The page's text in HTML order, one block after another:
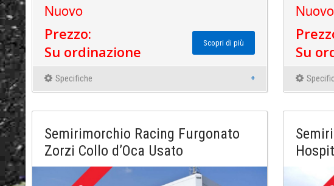
Nuovo
Prezzo:
Su ordinazione
Scopri di più
Specifiche
Nuovo
Su
Semirimorchio Racing Furgonato
Zorzi Collo d’Oca Usato